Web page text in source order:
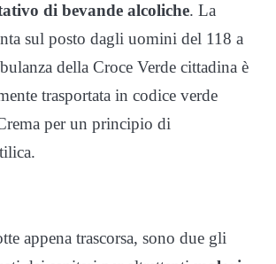
di bevande alcoliche. La
sul posto dagli uomini del 118 a
della Croce Verde cittadina è
trasportata in codice verde
per un principio di
appena trascorsa, sono due gli